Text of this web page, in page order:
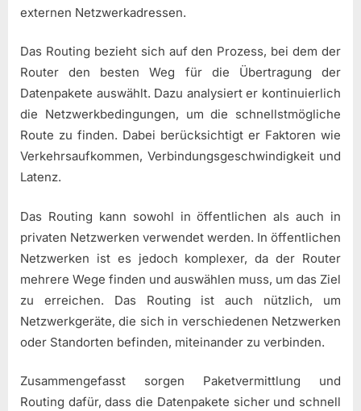
externen Netzwerkadressen.
Das Routing bezieht sich auf den Prozess, bei dem der
Router den besten Weg für die Übertragung der
Datenpakete auswählt. Dazu analysiert er kontinuierlich
die Netzwerkbedingungen, um die schnellstmögliche
Route zu finden. Dabei berücksichtigt er Faktoren wie
Verkehrsaufkommen, Verbindungsgeschwindigkeit und
Latenz.
Das Routing kann sowohl in öffentlichen als auch in
privaten Netzwerken verwendet werden. In öffentlichen
Netzwerken ist es jedoch komplexer, da der Router
mehrere Wege finden und auswählen muss, um das Ziel
zu erreichen. Das Routing ist auch nützlich, um
Netzwerkgeräte, die sich in verschiedenen Netzwerken
oder Standorten befinden, miteinander zu verbinden.
Zusammengefasst sorgen Paketvermittlung und
Routing dafür, dass die Datenpakete sicher und schnell